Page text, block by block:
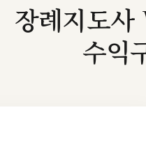
장례지도사
수익